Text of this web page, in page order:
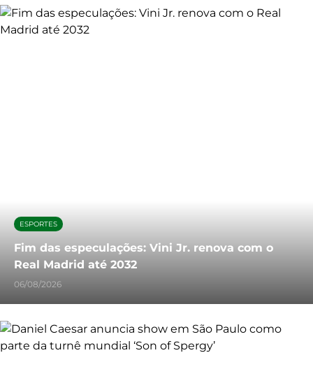
ESPORTES
Fim das especulações: Vini Jr. renova com o
Real Madrid até 2032
06/08/2026